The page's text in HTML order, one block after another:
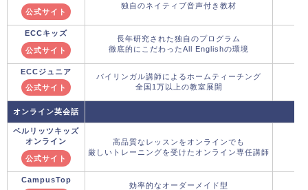
公式サイト
独自のネイティブ音声付き教材
ECCキッズ
公式サイト
長年研究された独自のプログラム
徹底的にこだわったAll Englishの環境
ECCジュニア
公式サイト
バイリンガル講師によるホームティーチング
全国1万以上の教室展開
オンライン英会話
ベルリッツキッズ
オンライン
公式サイト
高品質なレッスンをオンラインでも
厳しいトレーニングを受けたオンライン専任講師
CampusTop
効率的なオーダーメイド型